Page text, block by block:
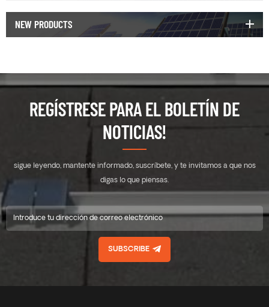
NEW PRODUCTS
REGÍSTRESE PARA EL BOLETÍN DE
NOTICIAS!
sigue leyendo, mantente informado, suscríbete, y te invitamos a que nos
digas lo que piensas.
SUBSCRIBE